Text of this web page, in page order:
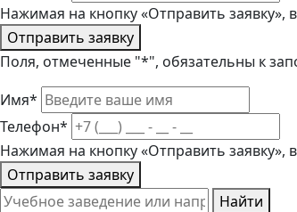
Нажимая на кнопку «Отправить заявку»,
Отправить заявку
Поля, отмеченные "*", обязательны к
Имя*
Телефон*
Нажимая на кнопку «Отправить заявку»,
Отправить заявку
Найти